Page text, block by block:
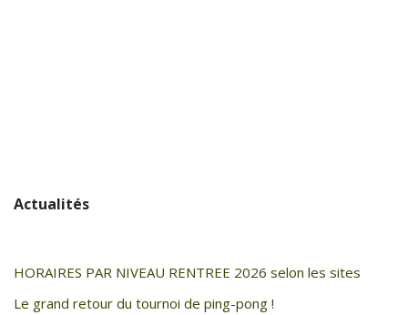
Actualités
HORAIRES PAR NIVEAU RENTREE 2026 selon les sites
Le grand retour du tournoi de ping-pong !